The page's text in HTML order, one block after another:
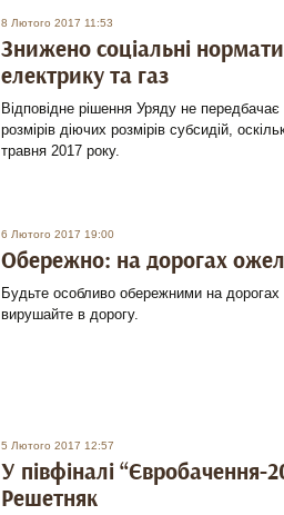
8 Лютого 2017 11:53
Знижено соціальні
електрику та газ
Відповідне рішення Уряду не
розмірів діючих розмірів субсидій,
травня 2017 року.
6 Лютого 2017 19:00
Обережно: на дорогах
Будьте особливо обережними на дорогах
вирушайте в дорогу.
5 Лютого 2017 12:57
У півфіналі “Євробачення-
Решетняк